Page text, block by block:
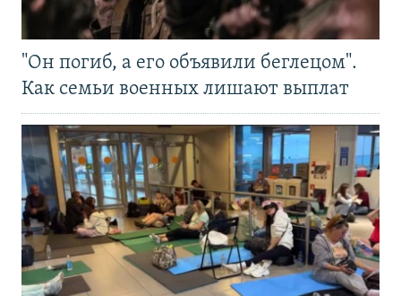
"Он погиб, а его объявили беглецом".
Как семьи военных лишают выплат